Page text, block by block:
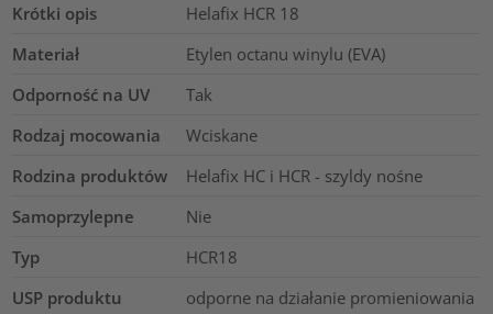
Krótki opis
Helafix HCR 18
Materiał
Etylen octanu winylu (EVA)
Odporność na UV
Tak
Rodzaj mocowania
Wciskane
Rodzina produktów
Helafix HC i HCR - szyldy nośne
Samoprzylepne
Nie
Typ
HCR18
USP produktu
odporne na działanie promieniowania